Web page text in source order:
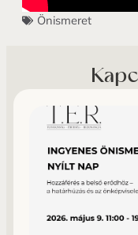
Önismeret